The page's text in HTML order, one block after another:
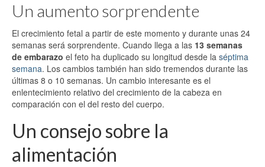
Un aumento sorprendente
El crecimiento fetal a partir de este momento y durante unas 24
semanas será sorprendente. Cuando llega a las 13 semanas
de embarazo el feto ha duplicado su longitud desde la séptima
semana. Los cambios también han sido tremendos durante las
últimas 8 o 10 semanas. Un cambio interesante es el
enlentecimiento relativo del crecimiento de la cabeza en
comparación con el del resto del cuerpo.
Un consejo sobre la
alimentación